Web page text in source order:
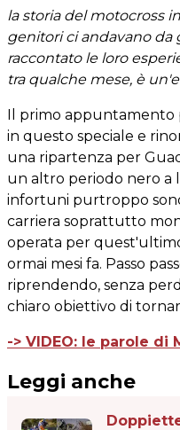
la storia del motocross
genitori ci andavano da
raccontato le loro
tra qualche mese, è
Il primo appuntamento
in questo speciale e
una ripartenza per
un altro periodo nero a
infortuni purtroppo
carriera soprattutto
operata per
ormai mesi fa. Passo
riprendendo, senza
chiaro obiettivo di
-> VIDEO: le parole di
Leggi anche